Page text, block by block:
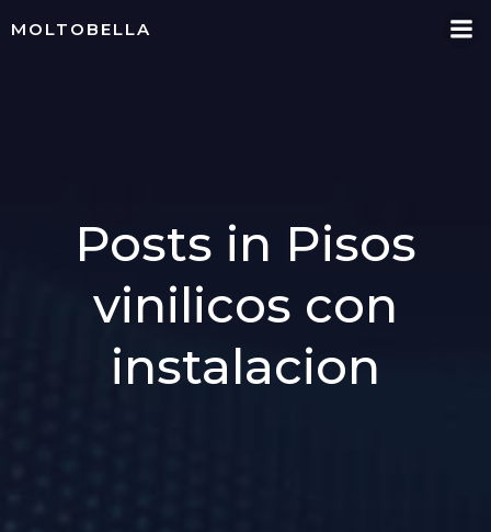
MOLTOBELLA
Posts in Pisos
vinilicos con
instalacion